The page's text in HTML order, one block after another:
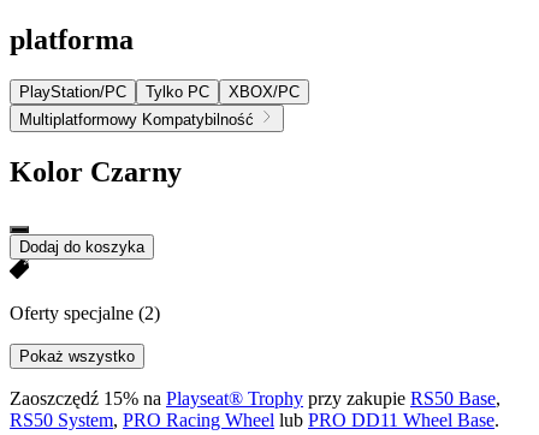
platforma
PlayStation/PC Tylko PC
XBOX/PC
Multiplatformowy Kompatybilność
Kolor Czarny
Dodaj do koszyka
Oferty specjalne (2)
Pokaż wszystko
Zaoszczędź 15% na Playseat® Trophy przy zakupie RS50 Base,
RS50 System, PRO Racing Wheel lub PRO DD11 Wheel Base.